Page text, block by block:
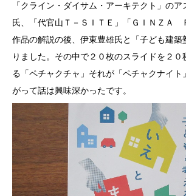
「クライン・ダイサム・アーキテクト」の
氏、「代官山Ｔ－ＳＩＴＥ」「ＧＩＮＺＡ
作品の解説の後、伊東豊雄氏と「子ども建築
りました。その中で２０枚のスライドを２０
る「ペチャクチャ」それが「ペチャクナイト
がって話は興味深かったです。